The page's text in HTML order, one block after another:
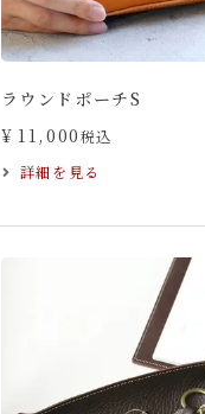
ラウンドポーチS
¥ 11,000税込
詳細を見る